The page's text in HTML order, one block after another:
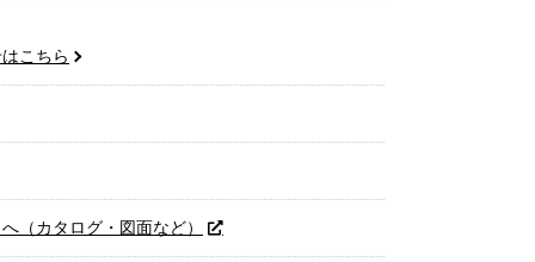
こちら
（カタログ・図面など）